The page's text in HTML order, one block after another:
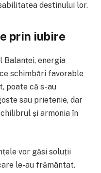
destinului lor.
prin iubire
Balanței, energia
schimbări favorable
poate că s-au
sau prietenie, dar
și armonia în
vor găsi soluții
le-au frământat.